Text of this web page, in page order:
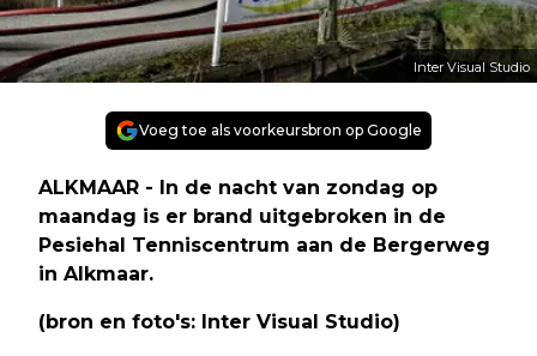
Inter Visual Studio
Voeg toe als voorkeursbron op Google
ALKMAAR - In de nacht van zondag op
maandag is er brand uitgebroken in de
Pesiehal Tenniscentrum aan de Bergerweg
in Alkmaar.
(bron en foto's: Inter Visual Studio)